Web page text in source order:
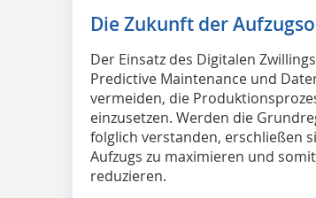
Die Zukunft der
Der Einsatz des Digitalen
Predictive Maintenance und
vermeiden, die
einzusetzen. Werden die
folglich verstanden, erschließen
Aufzugs zu maximieren und
reduzieren.